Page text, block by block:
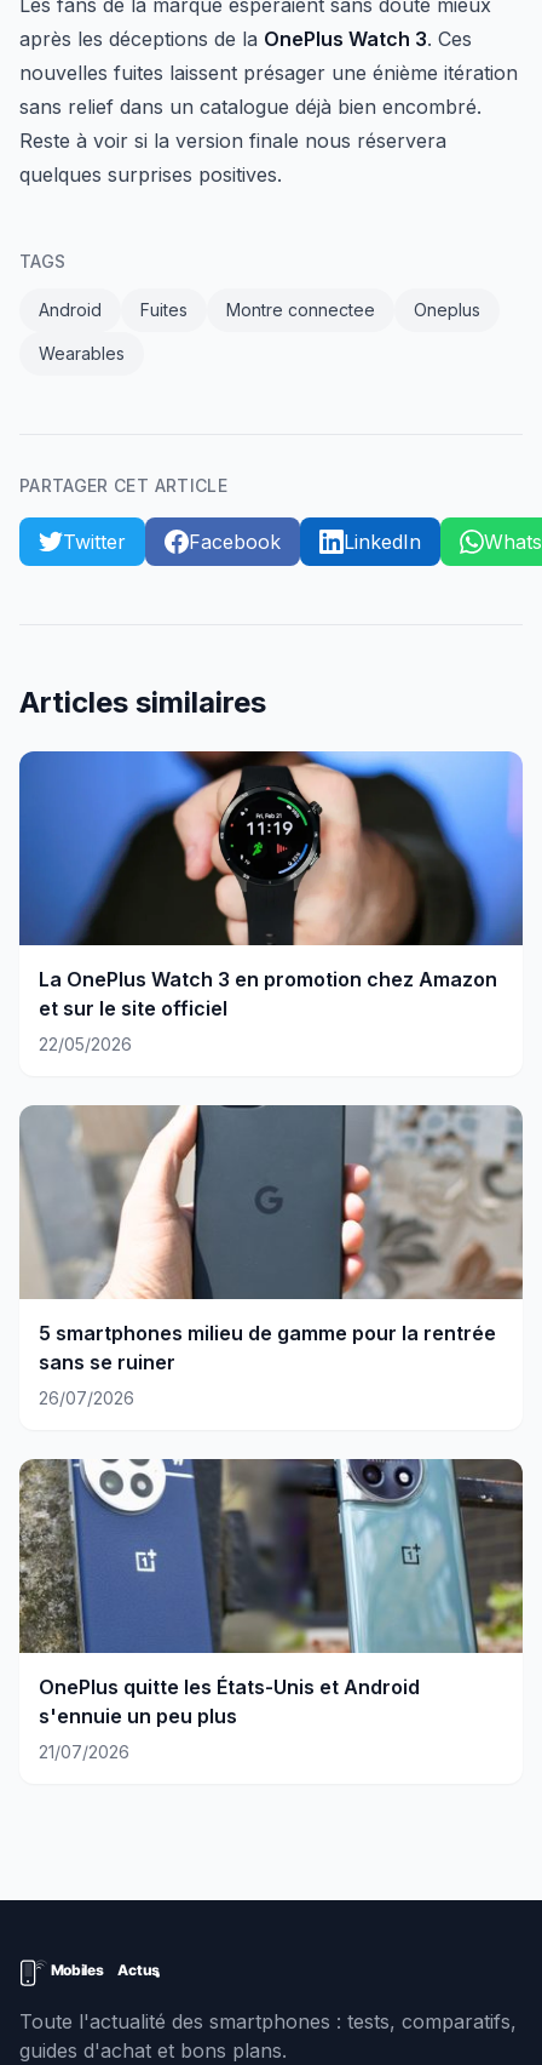
Les fans de la marque espéraient sans doute mieux
après les déceptions de la OnePlus Watch 3. Ces
nouvelles fuites laissent présager une énième itération
sans relief dans un catalogue déjà bien encombré.
Reste à voir si la version finale nous réservera
quelques surprises positives.
TAGS
Android Fuites Montre connectee Oneplus
Wearables
PARTAGER CET ARTICLE
Twitter Facebook LinkedIn
Articles similaires
La OnePlus Watch 3 en promotion chez Amazon
et sur le site officiel
22/05/2026
5 smartphones milieu de gamme pour la rentrée
sans se ruiner
26/07/2026
OnePlus quitte les États-Unis et Android
s'ennuie un peu plus
21/07/2026
Toute l'actualité des smartphones : tests, comparatifs,
guides d'achat et bons plans.